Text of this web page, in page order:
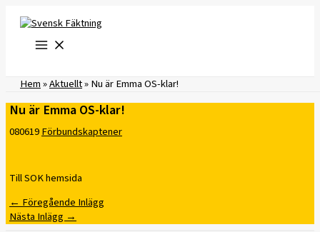
innehåll
Hem»Aktuellt»Nu är Emma OS-klar!
Nu är Emma OS-klar!
080619Förbundskaptener
Till SOK hemsida
←Föregående Inlägg
Nästa Inlägg→